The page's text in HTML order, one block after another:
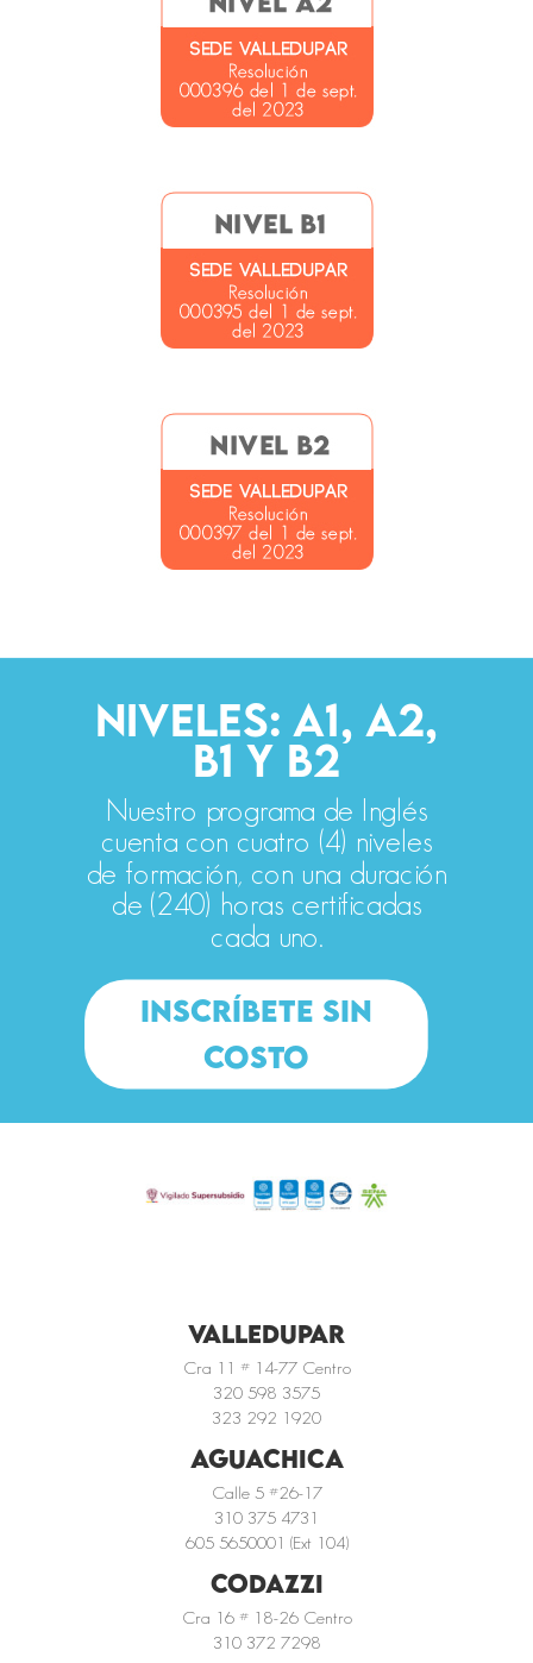
NIVELES: A1, A2,
B1 Y B2
Nuestro programa de Inglés
cuenta con cuatro (4) niveles
de formación, con una duración
de (240) horas certificadas
cada uno.
INSCRÍBETE SIN
COSTO
VALLEDUPAR
Cra 11 # 14-77 Centro
320 598 3575
323 292 1920
AGUACHICA
Calle 5 #26-17
310 375 4731
605 5650001 (Ext 104)
CODAZZI
Cra 16 # 18-26 Centro
310 372 7298